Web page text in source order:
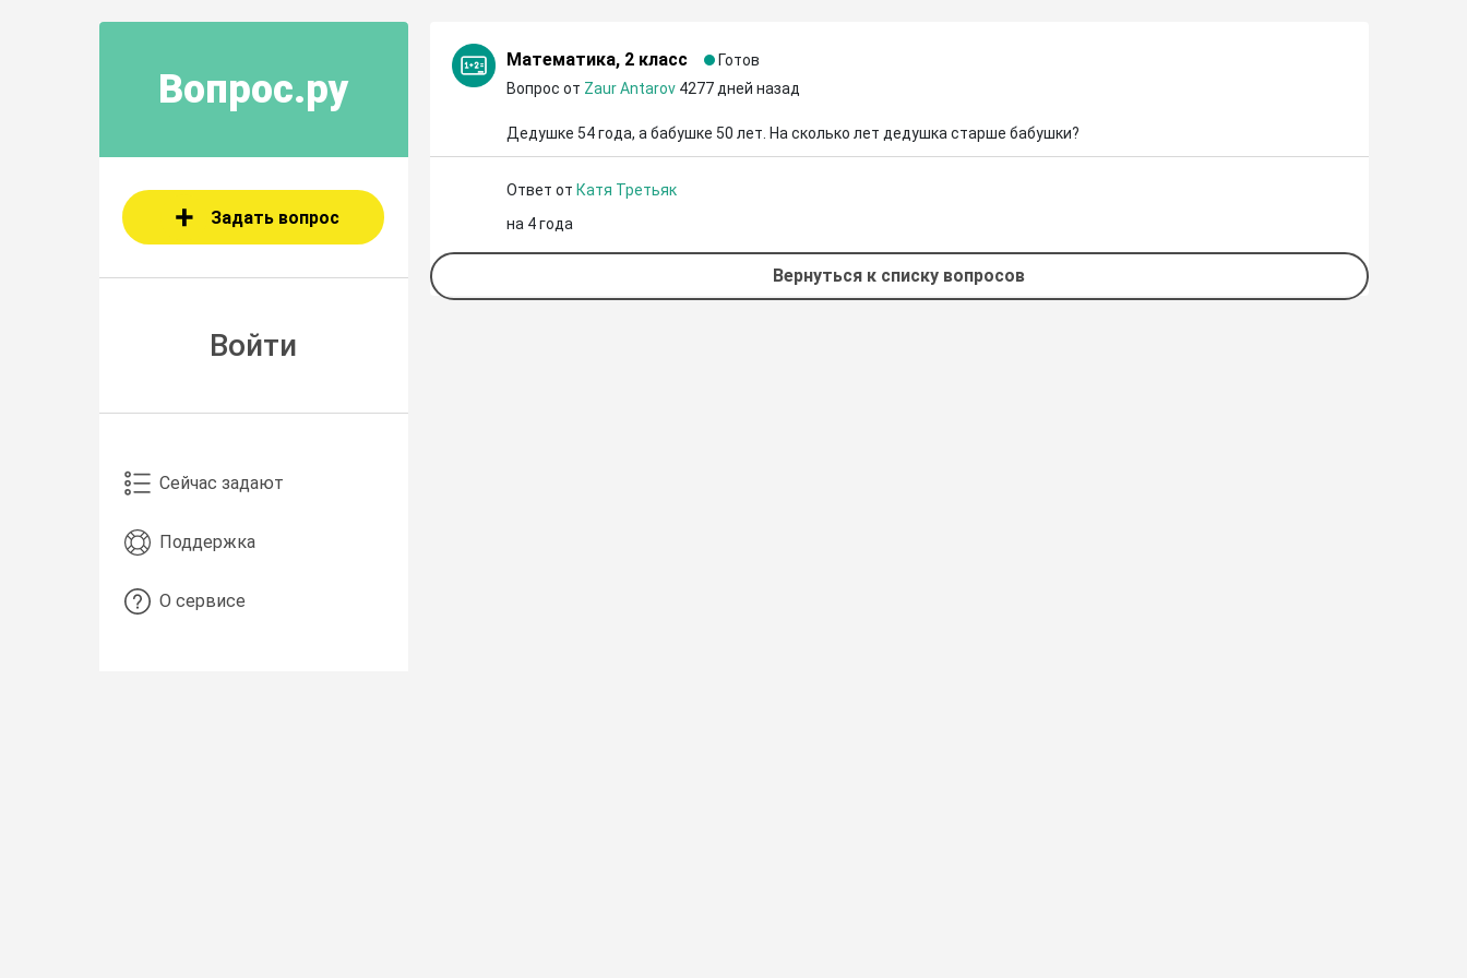
Вопрос.ру
Задать вопрос
Войти
Сейчас задают
Поддержка
О сервисе
Математика, 2 класс
Готов
Вопрос от Zaur Antarov 4277 дней назад
Дедушке 54 года, а бабушке 50 лет. На сколько лет дедушка старше бабушки?
Ответ от Катя Третьяк
на 4 года
Вернуться к списку вопросов